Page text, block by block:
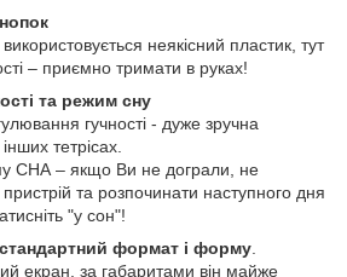
неякісний пластик, тут
– приємно тримати в руках!
та режим сну
гучності - дуже зручна
тетрісах.
СНА – якщо Ви не дограли, не
та розпочинати наступного дня
"у сон"!
стандартний формат і форму
екран, за габаритами він майже